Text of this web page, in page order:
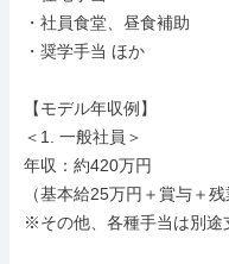
・社員食堂、昼食補助
・奨学手当 ほか
【モデル年収例】
＜1. 一般社員＞
年収：約420万円
（基本給25万円＋賞与＋
※その他、各種手当は別途